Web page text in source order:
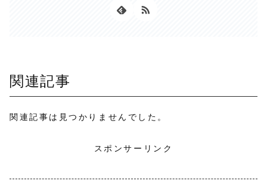
関連記事
関連記事は見つかりませんでした。
スポンサーリンク